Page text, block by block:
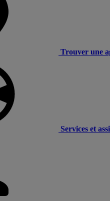
Trouver une
Services et